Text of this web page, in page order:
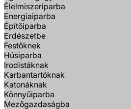
Élelmiszeriparba
Energiaiparba
Építőiparba
Erdészetbe
Festőknek
Húsiparba
Irodistáknak
Karbantartóknak
Katonáknak
Könnyűiparba
Mezőgazdaságba